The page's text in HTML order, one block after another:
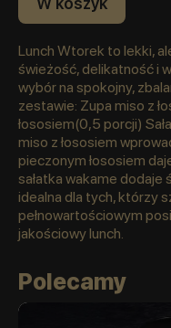
Lunch Wtorek to lekki,
świeżość, delikatność i
wybór na spokojny,
zestawie: Zupa miso z
łososiem(0,5 porcji)
miso z łososiem
pieczonym łososiem
sałatka wakame dodaje
idealna dla tych, którzy
pełnowartościowym
jakościowy lunch.
Polecamy